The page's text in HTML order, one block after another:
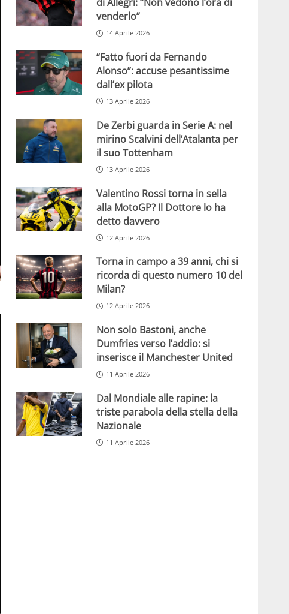
venderlo”
14 Aprile 2026
“Fatto fuori da Fernando
Alonso”: accuse pesantissime
dall’ex pilota
13 Aprile 2026
De Zerbi guarda in Serie A: nel
mirino Scalvini dell’Atalanta per
il suo Tottenham
13 Aprile 2026
Valentino Rossi torna in sella
alla MotoGP? Il Dottore lo ha
detto davvero
12 Aprile 2026
Torna in campo a 39 anni, chi si
ricorda di questo numero 10 del
Milan?
12 Aprile 2026
Non solo Bastoni, anche
Dumfries verso l’addio: si
inserisce il Manchester United
11 Aprile 2026
Dal Mondiale alle rapine: la
triste parabola della stella della
Nazionale
11 Aprile 2026